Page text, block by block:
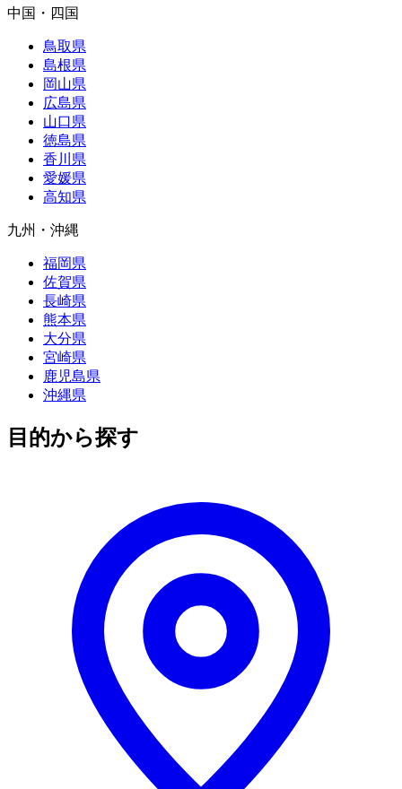
中国・四国
鳥取県
島根県
岡山県
広島県
山口県
徳島県
香川県
愛媛県
高知県
九州・沖縄
福岡県
佐賀県
長崎県
熊本県
大分県
宮崎県
鹿児島県
沖縄県
目的から探す